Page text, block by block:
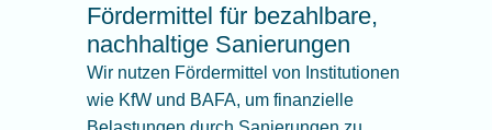
Fördermittel für bezahlbare,
nachhaltige Sanierungen
Wir nutzen Fördermittel von Institutionen
wie KfW und BAFA, um finanzielle